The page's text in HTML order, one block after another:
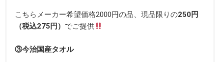
こちらメーカー希望価格2000円の品、現品限りの250円
（税込275円） でご提供
③今治国産タオル